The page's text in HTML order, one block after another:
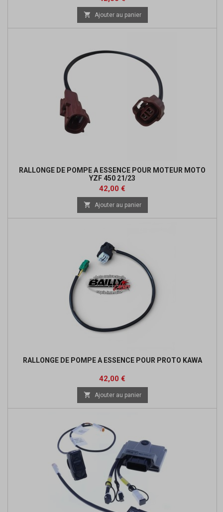
 Ajouter au panier
RALLONGE DE POMPE A ESSENCE POUR MOTEUR MOTO
YZF 450 21/23
Prix
42,00 €
 Ajouter au panier
RALLONGE DE POMPE A ESSENCE POUR PROTO KAWA
Prix
42,00 €
 Ajouter au panier